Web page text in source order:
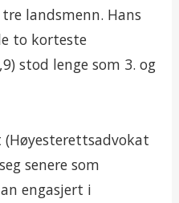
landsmenn. Hans
to korteste
stod lenge som 3. og
senere som
engasjert i